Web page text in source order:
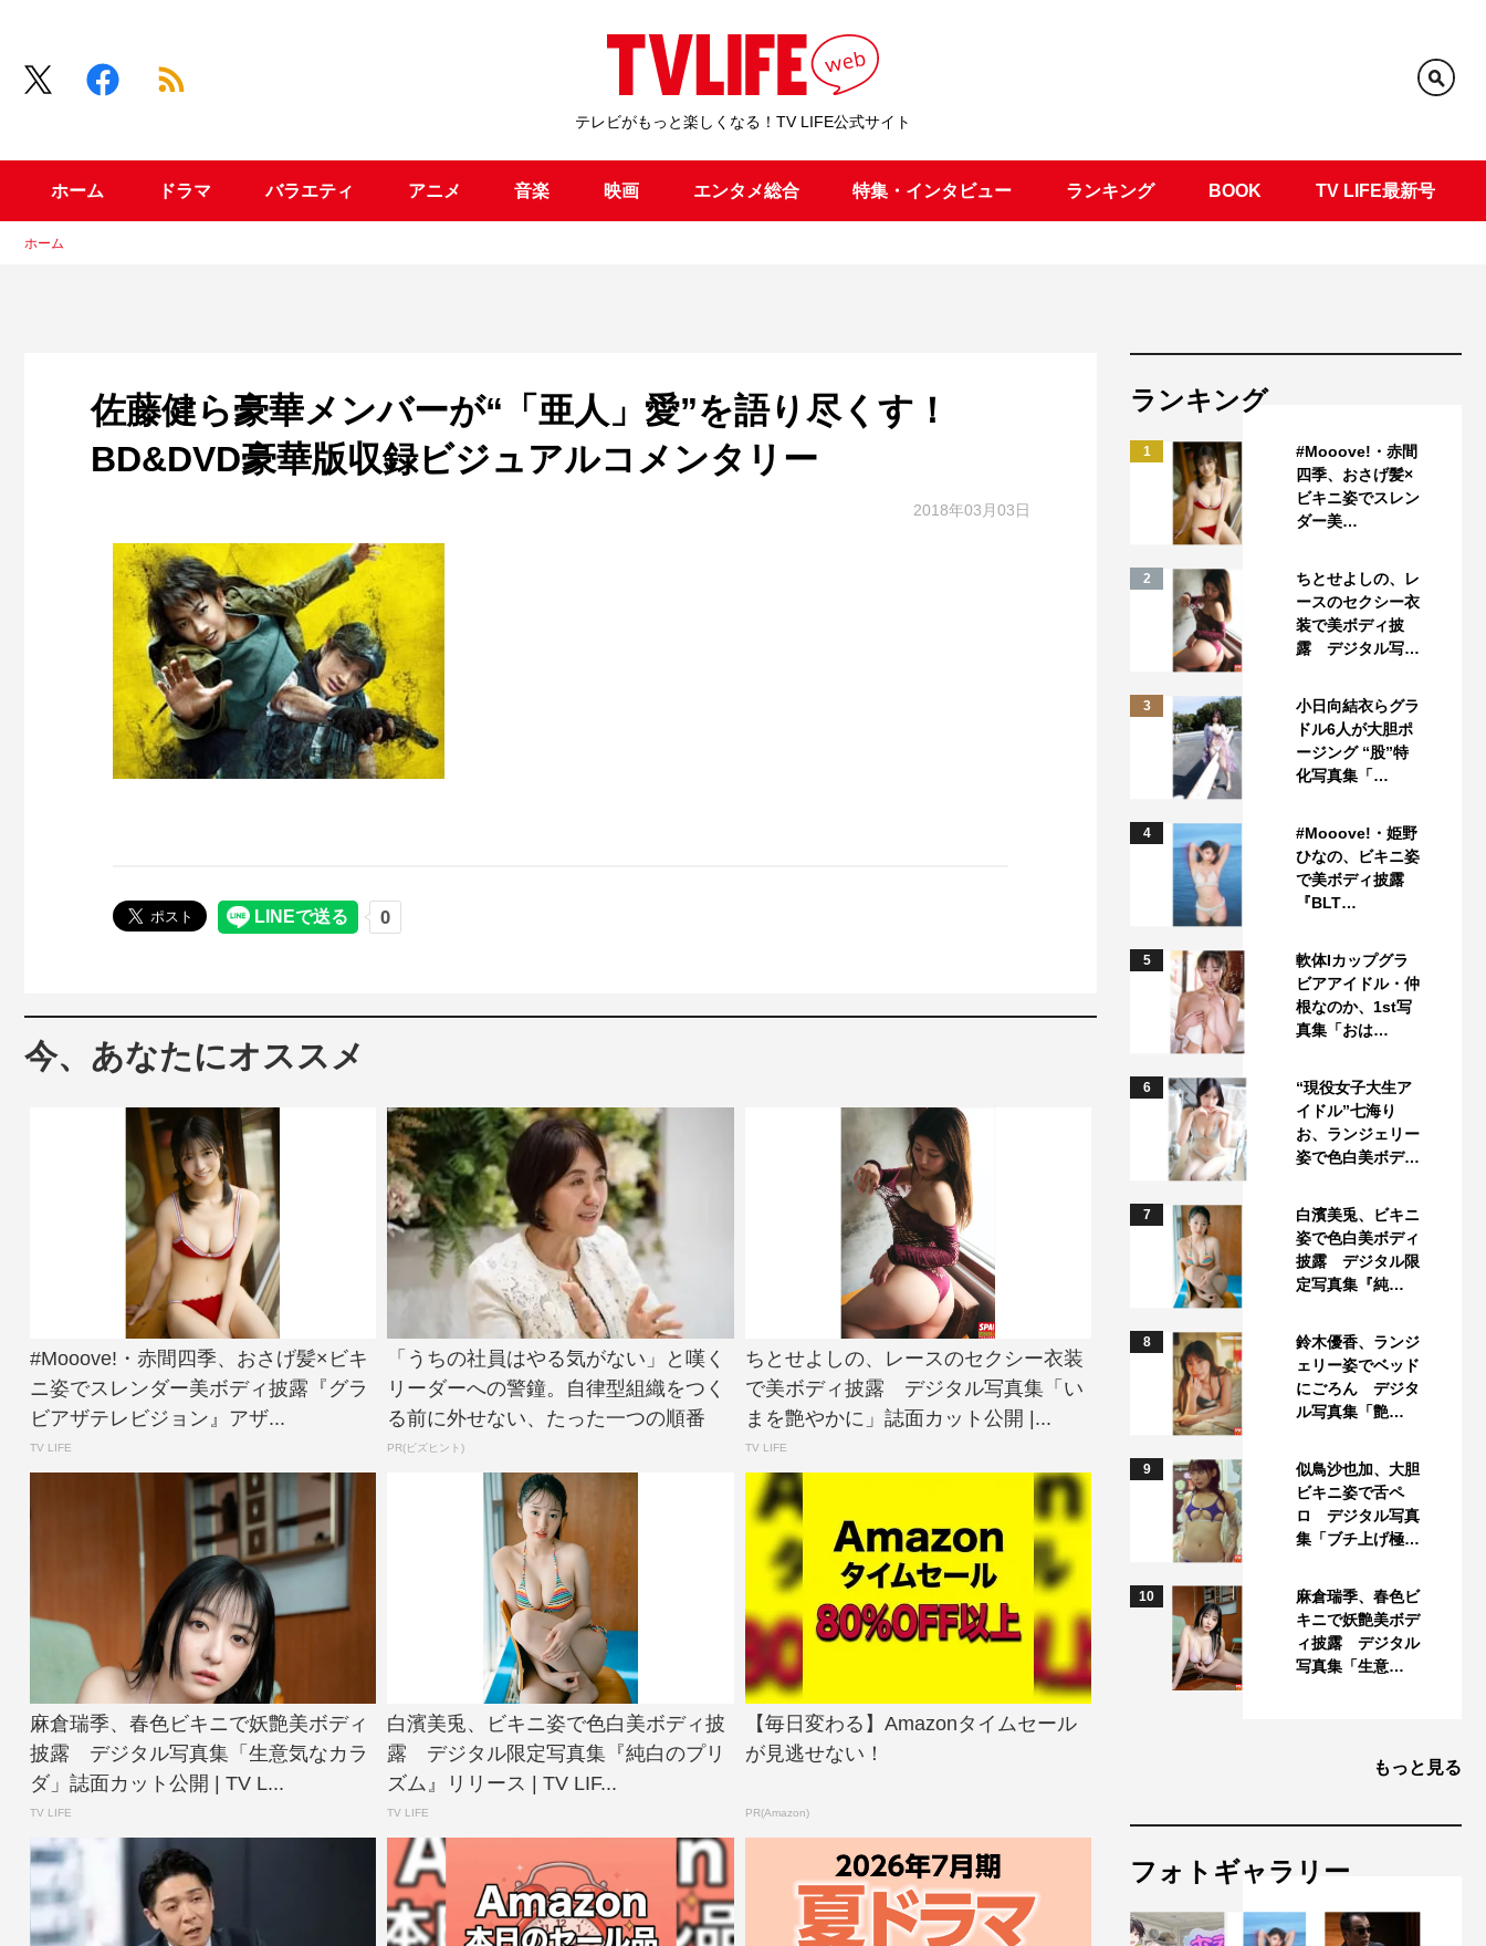
テレビがもっと楽しくなる！TV LIFE公式サイト
ホーム ドラマ バラエティ アニメ 音楽 映画 エンタメ総合 特集・インタビュー ランキング BOOK TV LIFE最新号
ホーム
佐藤健ら豪華メンバーが“「亜人」愛”を語り尽くす！
BD&DVD豪華版収録ビジュアルコメンタリー
2018年03月03日
今、あなたにオススメ
#Mooove!・赤間四季、おさげ髪×ビキ
ニ姿でスレンダー美ボディ披露『グラ
ビアザテレビジョン』アザ...
TV LIFE
「うちの社員はやる気がない」と嘆く
リーダーへの警鐘。自律型組織をつく
る前に外せない、たった一つの順番
PR(ビズヒント)
ちとせよしの、レースのセクシー衣装
で美ボディ披露 デジタル写真集「い
まを艶やかに」誌面カット公開 |...
TV LIFE
麻倉瑞季、春色ビキニで妖艶美ボディ
披露 デジタル写真集「生意気なカラ
ダ」誌面カット公開 | TV L...
TV LIFE
白濱美兎、ビキニ姿で色白美ボディ披
露 デジタル限定写真集『純白のプリ
ズム』リリース | TV LIF...
TV LIFE
【毎日変わる】Amazonタイムセール
が見逃せない！
PR(Amazon)
ランキング
1
#Mooove!・赤間
四季、おさげ髪×
ビキニ姿でスレン
ダー美…
2
ちとせよしの、レ
ースのセクシー衣
装で美ボディ披
露 デジタル写…
3
小日向結衣らグラ
ドル6人が大胆ポ
ージング “股”特
化写真集「…
4
#Mooove!・姫野
ひなの、ビキニ姿
で美ボディ披露
『BLT…
5
軟体Iカップグラ
ビアアイドル・仲
根なのか、1st写
真集「おは…
6
“現役女子大生ア
イドル”七海り
お、ランジェリー
姿で色白美ボデ…
7
白濱美兎、ビキニ
姿で色白美ボディ
披露 デジタル限
定写真集『純…
8
鈴木優香、ランジ
ェリー姿でベッド
にごろん デジタ
ル写真集「艶…
9
似鳥沙也加、大胆
ビキニ姿で舌ペ
ロ デジタル写真
集「ブチ上げ極…
10
麻倉瑞季、春色ビ
キニで妖艶美ボデ
ィ披露 デジタル
写真集「生意…
もっと見る
フォトギャラリー